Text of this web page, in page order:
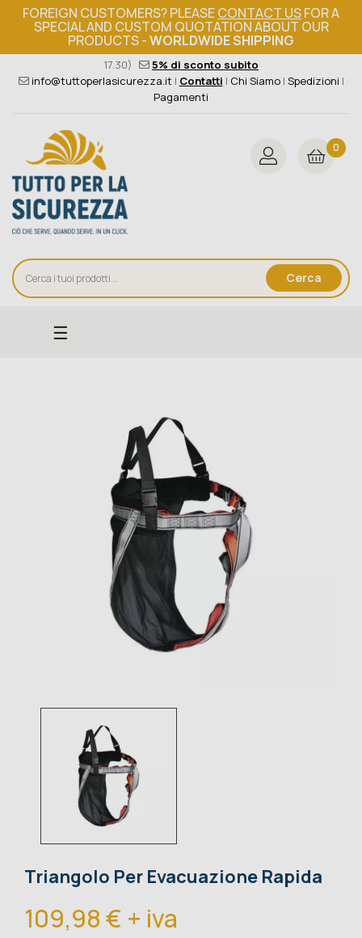
FOREIGN CUSTOMERS? PLEASECONTACT USFOR A
SPECIAL AND CUSTOM QUOTATION ABOUT OUR
PRODUCTS -WORLDWIDE SHIPPING
Ordine minimo 149€+iva 376 004 4000(Lun - Ven / 8.30 -
17.30)
5% di sconto subito
info@tuttoperlasicurezza.it | Contatti | Chi Siamo| Spedizioni |
Pagamenti
Cerca
0
navigazione
☰
Triangolo Per Evacuazione Rapida
109,98 € + iva